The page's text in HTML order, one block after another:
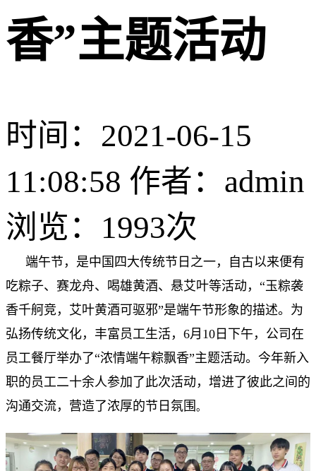
香”主题活动
时间：2021-06-15
11:08:58 作者：admin
浏览： 1993次
端午节，是中国四大传统节日之一，自古以来便有
吃粽子、赛龙舟、喝雄黄酒、悬艾叶等活动，“玉粽袭
香千舸竞，艾叶黄酒可驱邪”是端午节形象的描述。为
弘扬传统文化，丰富员工生活，6月10日下午，公司在
员工餐厅举办了“浓情端午粽飘香”主题活动。今年新入
职的员工二十余人参加了此次活动，增进了彼此之间的
沟通交流，营造了浓厚的节日氛围 。